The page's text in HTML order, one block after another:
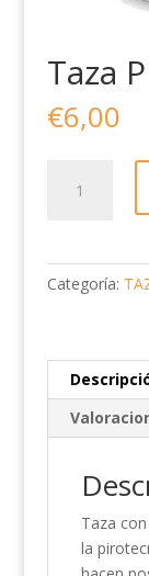
Taza
€6,00
PIROTÈCNICS
Categoría:
Taza
la